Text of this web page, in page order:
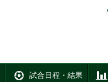
試合日程・結果